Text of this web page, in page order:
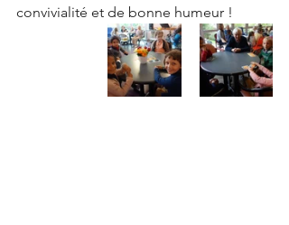
convivialité et de bonne humeur !